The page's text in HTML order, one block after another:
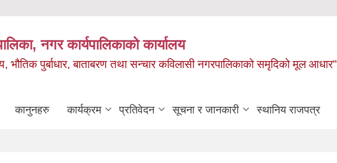
नगर कार्यपालिकाको कार्यालय
भौतिक पुर्बाधार, बाताबरण तथा सन्चार कविलासी नगरपालिकाको समृदिको मूल आधार"
कानुनहरु कार्यक्रम प्रतिवेदन सूचना र जानकारी स्थानिय राजपत्र